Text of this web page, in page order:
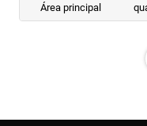
Área principal